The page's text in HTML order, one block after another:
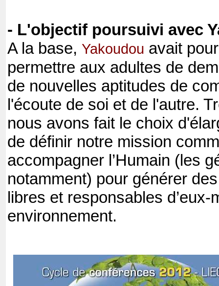
- L'objectif poursuivi avec
A la base, Yakoudou avait
permettre aux adultes de
de nouvelles aptitudes de
l'écoute de soi et de l'autre.
nous avons fait le choix
de définir notre mission
accompagner l’Humain (les
notamment) pour générer
libres et responsables
environnement.